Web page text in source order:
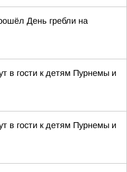
День гребли на
в гости к детям Пурнемы и
в гости к детям Пурнемы и